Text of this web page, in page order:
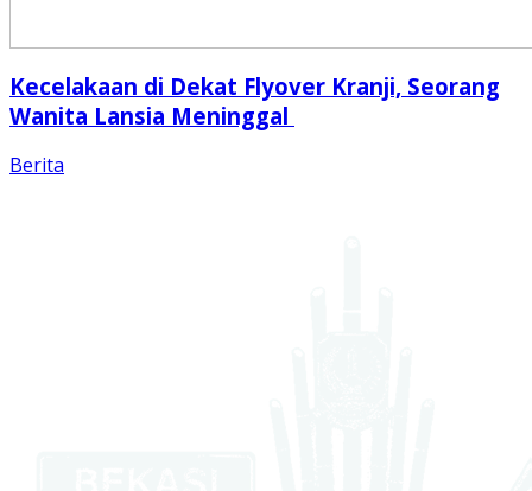
Kecelakaan di Dekat Flyover Kranji, Seorang
Wanita Lansia Meninggal
Berita